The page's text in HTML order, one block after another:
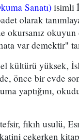
Sanatı) isimli
olarak
okursanız okuyun
var demektir"
kültürü yüksek,
önce bir evde
yaptığını,
tefsir, fıkıh usulü,
çekerken